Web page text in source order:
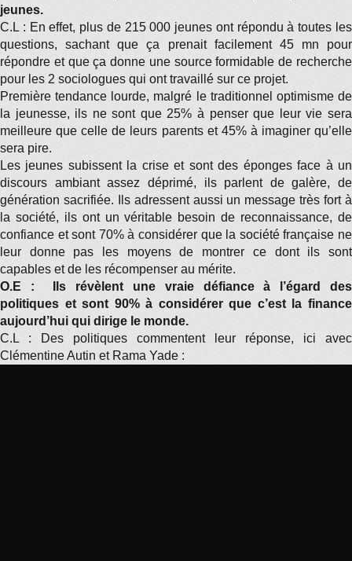
jeunes.
C.L : En effet, plus de 215 000 jeunes ont répondu à toutes les
questions, sachant que ça prenait facilement 45 mn pour
répondre et que ça donne une source formidable de recherche
pour les 2 sociologues qui ont travaillé sur ce projet.
Première tendance lourde, malgré le traditionnel optimisme de
la jeunesse, ils ne sont que 25% à penser que leur vie sera
meilleure que celle de leurs parents et 45% à imaginer qu’elle
sera pire.
Les jeunes subissent la crise et sont des éponges face à un
discours ambiant assez déprimé, ils parlent de galère, de
génération sacrifiée. Ils adressent aussi un message très fort à
la société, ils ont un véritable besoin de reconnaissance, de
confiance et sont 70% à considérer que la société française ne
leur donne pas les moyens de montrer ce dont ils sont
capables et de les récompenser au mérite.
O.E : Ils révèlent une vraie défiance à l’égard des
politiques et sont 90% à considérer que c’est la finance
aujourd’hui qui dirige le monde.
C.L : Des politiques commentent leur réponse, ici avec
Clémentine Autin et Rama Yade :